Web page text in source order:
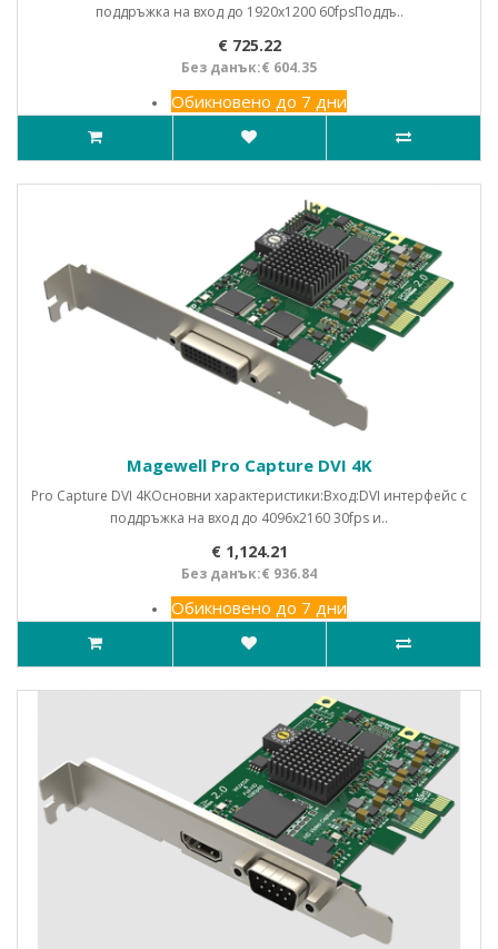
поддръжка на вход до 1920x1200 60fpsПоддъ..
€ 725.22
Без данък:€ 604.35
Обикновено до 7 дни
Magewell Pro Capture DVI 4K
Pro Capture DVI 4KОсновни характеристики:Вход:DVI интерфейс с
поддръжка на вход до 4096x2160 30fps и..
€ 1,124.21
Без данък:€ 936.84
Обикновено до 7 дни